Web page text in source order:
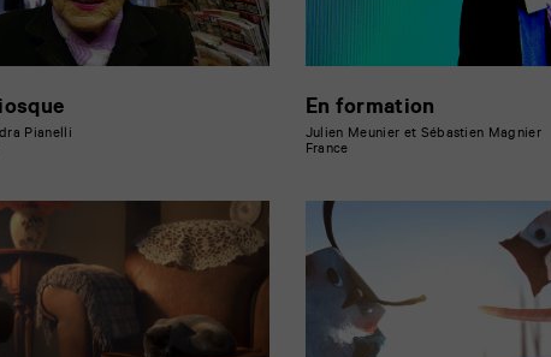
Pianelli
En formation
Julien Meunier et Sébastien Magnier
France